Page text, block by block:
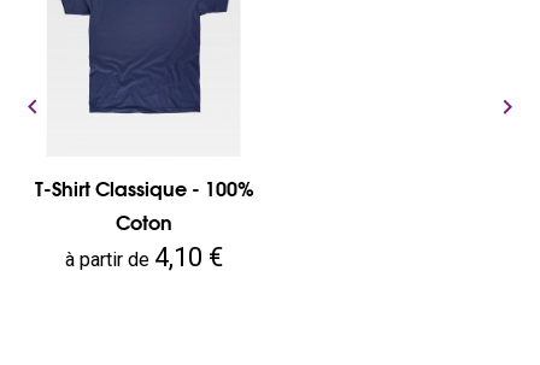
T-Shirt Classique - 100%
Coton
Prix
à partir de 4,10 €
 